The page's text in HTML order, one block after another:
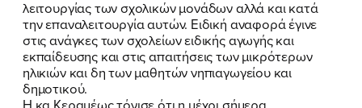
λειτουργίας των σχολικών μονάδων αλλά και κατά
την επαναλειτουργία αυτών. Ειδική αναφορά έγινε
στις ανάγκες των σχολείων ειδικής αγωγής και
εκπαίδευσης και στις απαιτήσεις των μικρότερων
ηλικιών και δη των μαθητών νηπιαγωγείου και
δημοτικού.
Η κα Κεραμέως τόνισε ότι η μέχρι σήμερα